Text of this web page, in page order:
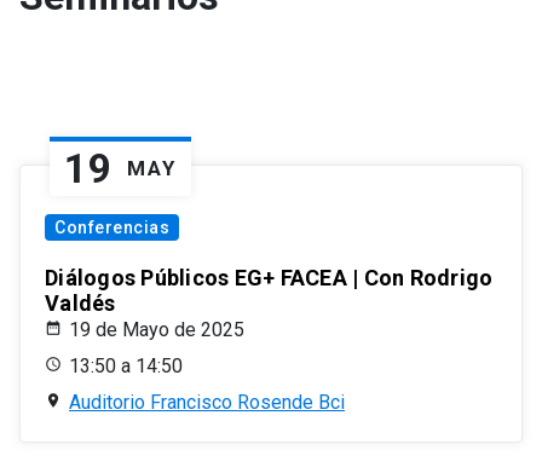
19 MAY
Conferencias
Diálogos Públicos EG+ FACEA | Con Rodrigo
Valdés
19 de Mayo de 2025
13:50 a 14:50
Auditorio Francisco Rosende Bci